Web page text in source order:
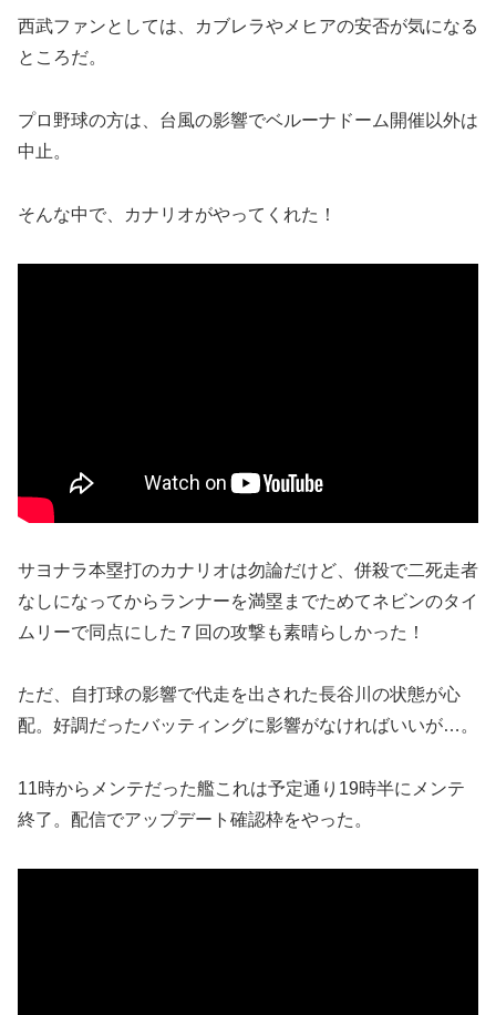
西武ファンとしては、カブレラやメヒアの安否が気になる
ところだ。
プロ野球の方は、台風の影響でベルーナドーム開催以外は
中止。
そんな中で、カナリオがやってくれた！
サヨナラ本塁打のカナリオは勿論だけど、併殺で二死走者
なしになってからランナーを満塁までためてネビンのタイ
ムリーで同点にした７回の攻撃も素晴らしかった！
ただ、自打球の影響で代走を出された長谷川の状態が心
配。好調だったバッティングに影響がなければいいが…。
11時からメンテだった艦これは予定通り19時半にメンテ
終了。配信でアップデート確認枠をやった。